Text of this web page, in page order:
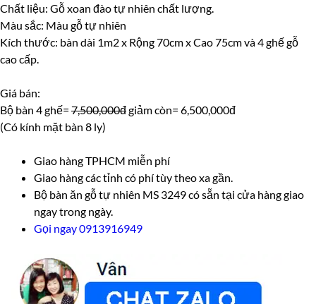
6,500,000₫.
Chất liệu: Gỗ xoan đào tự nhiên chất lượng.
Màu sắc: Màu gỗ tự nhiên
Kích thước: bàn dài 1m2 x Rộng 70cm x Cao 75cm và 4 ghế gỗ
cao cấp.
Giá bán:
Bộ bàn 4 ghế= 7,500,000đgiảm còn= 6,500,000đ
(Có kính mặt bàn 8 ly)
Giao hàng TPHCM miễn phí
Giao hàng các tỉnh có phí tùy theo xa gần.
Bộ bàn ăn gỗ tự nhiên MS 3249 có sẵn tại cửa hàng giao
ngay trong ngày.
Gọi ngay 0913916949